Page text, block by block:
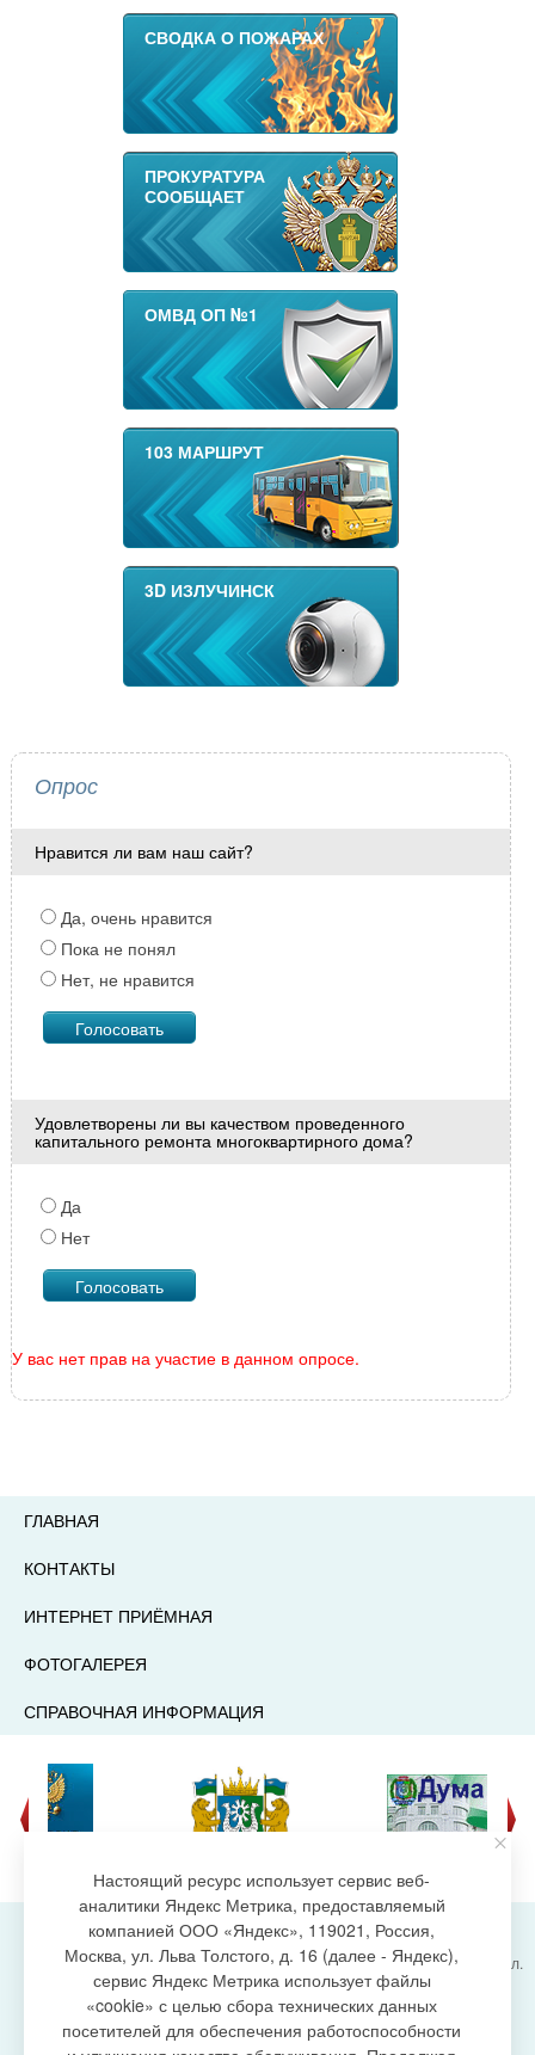
СВОДКА О ПОЖАРАХ
ПРОКУРАТУРА
СООБЩАЕТ
ОМВД ОП №1
103 МАРШРУТ
3D ИЗЛУЧИНСК
Опрос
Нравится ли вам наш сайт?
Да, очень нравится
Пока не понял
Нет, не нравится
Удовлетворены ли вы качеством проведенного
капитального ремонта многоквартирного дома?
Да
Нет
У вас нет прав на участие в данном опросе.
ГЛАВНАЯ
КОНТАКТЫ
ИНТЕРНЕТ ПРИЁМНАЯ
ФОТОГАЛЕРЕЯ
СПРАВОЧНАЯ ИНФОРМАЦИЯ
создание сайта
Администрация городского поселения Излучинск, ул.
Энергетиков, 6, пгт. Излучинск, Нижневартовский
район,
Ханты-Мансийский автономный округ-Югра
(Тюменская область), 628634
Настоящий ресурс использует сервис веб-
аналитики Яндекс Метрика, предоставляемый
компанией ООО «Яндекс», 119021, Россия,
Москва, ул. Льва Толстого, д. 16 (далее - Яндекс),
сервис Яндекс Метрика использует файлы
«cookie» с целью сбора технических данных
посетителей для обеспечения работоспособности